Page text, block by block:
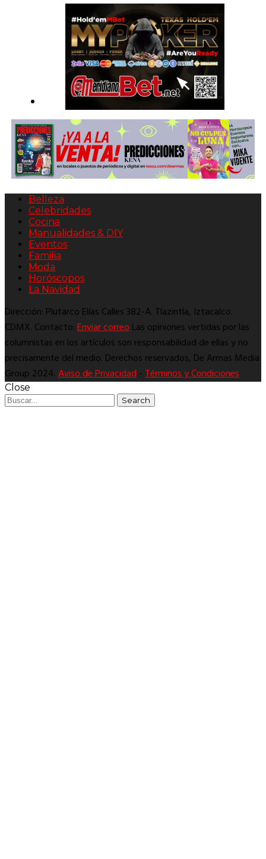
Belleza
Celebridades
Cocina
Manualidades & DIY
Eventos
Familia
Moda
Horóscopos
La Navidad
Dirección: Plutarco Elías Calles 382-A. Tlazintla, Iztacalco.
CDMX. Contacto:Enviar correoLas opiniones vertidas por las
columnistas en los artículos son responsabilidad de ellas y no
precisamente del medio. Derechos reservados, De Armas Media
Group 2024.Aviso de Privacidad-Términos y Condiciones
Close